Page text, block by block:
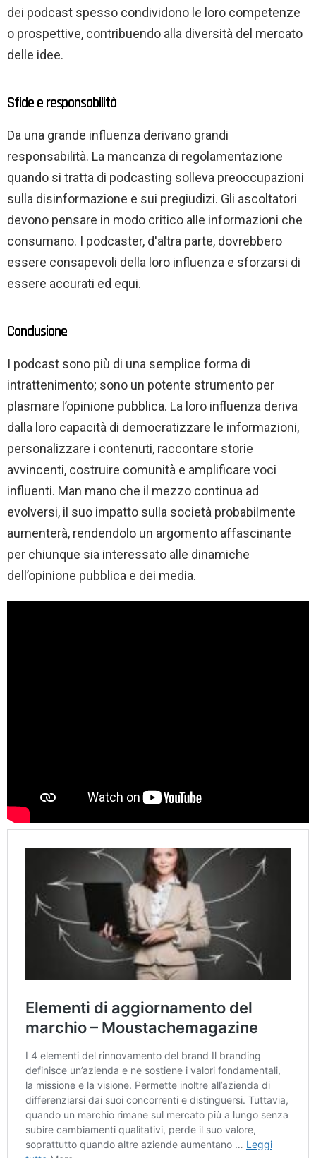
dei podcast spesso condividono le loro competenze
o prospettive, contribuendo alla diversità del mercato
delle idee.
Sfide e responsabilità
Da una grande influenza derivano grandi
responsabilità. La mancanza di regolamentazione
quando si tratta di podcasting solleva preoccupazioni
sulla disinformazione e sui pregiudizi. Gli ascoltatori
devono pensare in modo critico alle informazioni che
consumano. I podcaster, d'altra parte, dovrebbero
essere consapevoli della loro influenza e sforzarsi di
essere accurati ed equi.
Conclusione
I podcast sono più di una semplice forma di
intrattenimento; sono un potente strumento per
plasmare l’opinione pubblica. La loro influenza deriva
dalla loro capacità di democratizzare le informazioni,
personalizzare i contenuti, raccontare storie
avvincenti, costruire comunità e amplificare voci
influenti. Man mano che il mezzo continua ad
evolversi, il suo impatto sulla società probabilmente
aumenterà, rendendolo un argomento affascinante
per chiunque sia interessato alle dinamiche
dell’opinione pubblica e dei media.